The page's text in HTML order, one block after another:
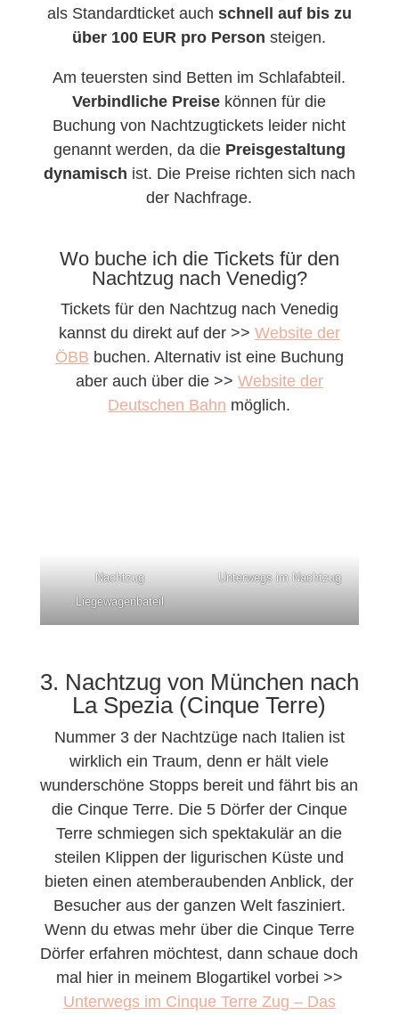
als Standardticket auch schnell auf bis zu
über 100 EUR pro Person steigen.
Am teuersten sind Betten im Schlafabteil.
Verbindliche Preise können für die
Buchung von Nachtzugtickets leider nicht
genannt werden, da die Preisgestaltung
dynamisch ist. Die Preise richten sich nach
der Nachfrage.
Wo buche ich die Tickets für den
Nachtzug nach Venedig?
Tickets für den Nachtzug nach Venedig
kannst du direkt auf der >> Website der
ÖBB buchen. Alternativ ist eine Buchung
aber auch über die >> Website der
Deutschen Bahn möglich.
Nachtzug
Liegewagenbateil
Unterwegs im Nachtzug
3. Nachtzug von München nach
La Spezia (Cinque Terre)
Nummer 3 der Nachtzüge nach Italien ist
wirklich ein Traum, denn er hält viele
wunderschöne Stopps bereit und fährt bis an
die Cinque Terre. Die 5 Dörfer der Cinque
Terre schmiegen sich spektakulär an die
steilen Klippen der ligurischen Küste und
bieten einen atemberaubenden Anblick, der
Besucher aus der ganzen Welt fasziniert.
Wenn du etwas mehr über die Cinque Terre
Dörfer erfahren möchtest, dann schaue doch
mal hier in meinem Blogartikel vorbei >>
Unterwegs im Cinque Terre Zug – Das